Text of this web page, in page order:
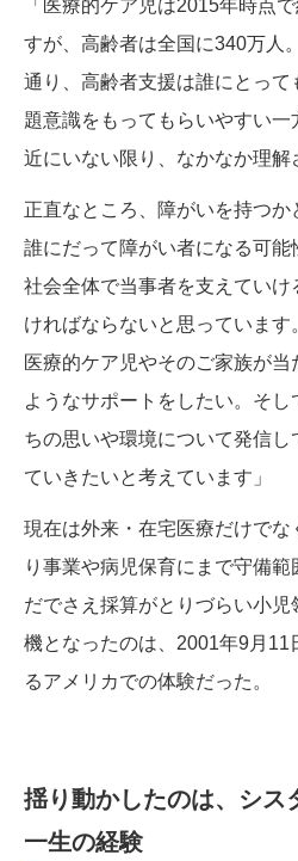
「医療的ケア児は2015年時点
すが、高齢者は全国に340万人
通り、高齢者支援は誰にとって
題意識をもってもらいやすい
近にいない限り、なかなか理解
正直なところ、障がいを持つか
誰にだって障がい者になる可能
社会全体で当事者を支えてい
ければならないと思っています
医療的ケア児やそのご家族が
ようなサポートをしたい。そ
ちの思いや環境について発信
ていきたいと考えています」
現在は外来・在宅医療だけで
り事業や病児保育にまで守備
だでさえ採算がとりづらい小
機となったのは、2001年9月11
るアメリカでの体験だった。
揺り動かしたのは、シス
一生の経験